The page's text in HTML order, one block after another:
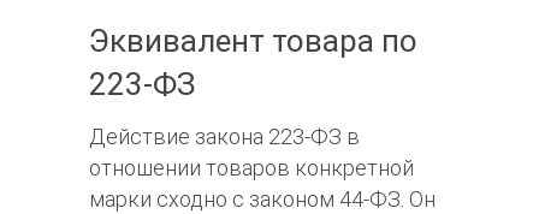
Эквивалент товара по
223-ФЗ
Действие закона 223-ФЗ в
отношении товаров конкретной
марки сходно с законом 44-ФЗ. Он